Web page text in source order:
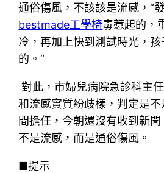
通俗傷風，不該該是流感，“
bestmade工學椅毒惹起的，
冷，再加上快到測試時光，
的。”
對此，市婦兒病院急診科主
和流感實質紛歧樣，判定是
間擔任，今朝還沒有收到新
不是流感，而是通俗傷風。
■提示